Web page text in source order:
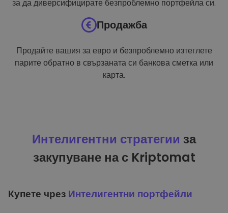
за да диверсифицирате безпроблемно портфейла си.
Продажба
Продайте вашия за евро и безпроблемно изтеглете
парите обратно в свързаната си банкова сметка или
карта.
Интелигентни стратегии за
закупуване на с Kriptomat
Купете чрез Интелигентни портфейли